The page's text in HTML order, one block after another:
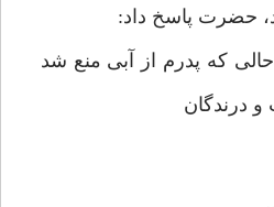
حضرت پاسخ داد:
که پدرم از آبی منع شد
و درندگان